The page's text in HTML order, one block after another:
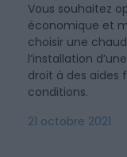
Vous souhaitez
économique et
choisir une
l’installation
droit à des aides
conditions.
21 octobre 2021